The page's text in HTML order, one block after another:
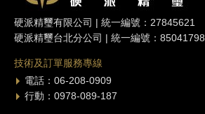
硬派精璽有限公司 | 統一編號：27845621
硬派精璽台北分公司 | 統一編號：85041798
技術及訂單服務專線
電話：06-208-0909
行動：0978-089-187